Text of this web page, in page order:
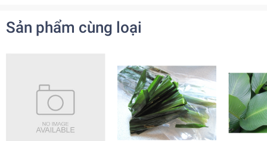
Sản phẩm cùng loại